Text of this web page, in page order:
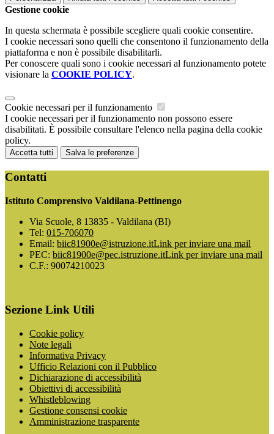
Gestione cookie
In questa schermata è possibile scegliere quali cookie consentire.
I cookie necessari sono quelli che consentono il funzionamento della
piattaforma e non è possibile disabilitarli.
Per conoscere quali sono i cookie necessari al funzionamento potete
visionare la COOKIE POLICY.
Cookie necessari per il funzionamento
I cookie necessari per il funzionamento non possono essere
disabilitati. È possibile consultare l'elenco nella pagina della cookie
policy.
Accetta tutti Salva le preferenze
Contatti
Istituto Comprensivo Valdilana-Pettinengo
Via Scuole, 8 13835 - Valdilana (BI)
Tel: 015-706070
Email: biic81900e@istruzione.itLink per inviare una mail
PEC: biic81900e@pec.istruzione.itLink per inviare una mail
C.F.: 90074210023
Sezione Link Utili
Cookie policy
Note legali
Informativa Privacy
Ufficio Relazioni con il Pubblico
Dichiarazione di accessibilità
Obiettivi di accessibilità
Whistleblowing
Gestione consensi cookie
Amministrazione trasparente